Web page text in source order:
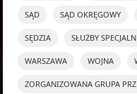
SĄD SĄD OKRĘGOWY
SĘDZIA SŁUŻBY
WARSZAWA WOJNA
ZORGANIZOWANA GRUPA